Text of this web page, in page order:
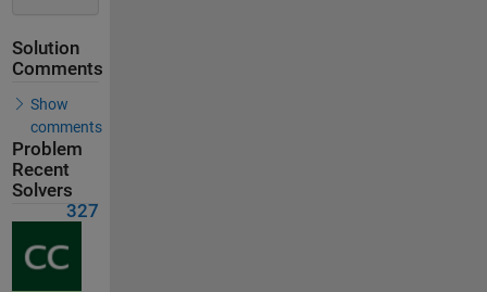
Solution
Comments
Show
comments
Problem
Recent
Solvers
327